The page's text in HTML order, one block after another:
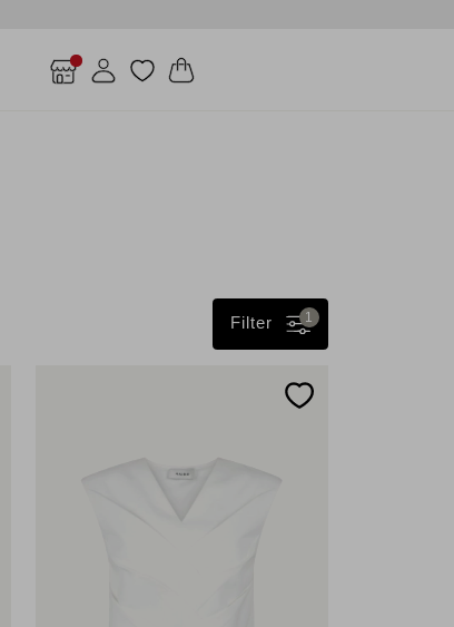
1
Filter